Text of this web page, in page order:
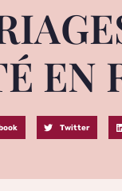
EN
Twitter